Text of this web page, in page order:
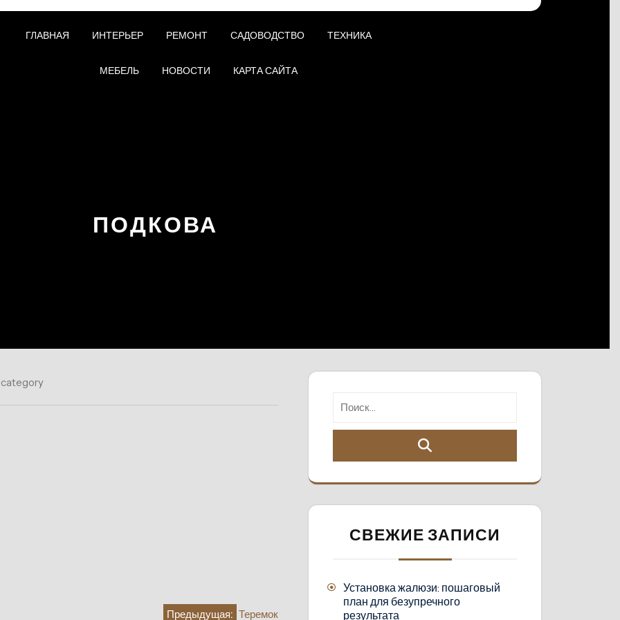
ГЛАВНАЯ ИНТЕРЬЕР РЕМОНТ САДОВОДСТВО ТЕХНИКА
МЕБЕЛЬ НОВОСТИ КАРТА САЙТА
ПОДКОВА
category
Предыдущая: Теремок
СВЕЖИЕ ЗАПИСИ
Установка жалюзи: пошаговый
план для безупречного
результата